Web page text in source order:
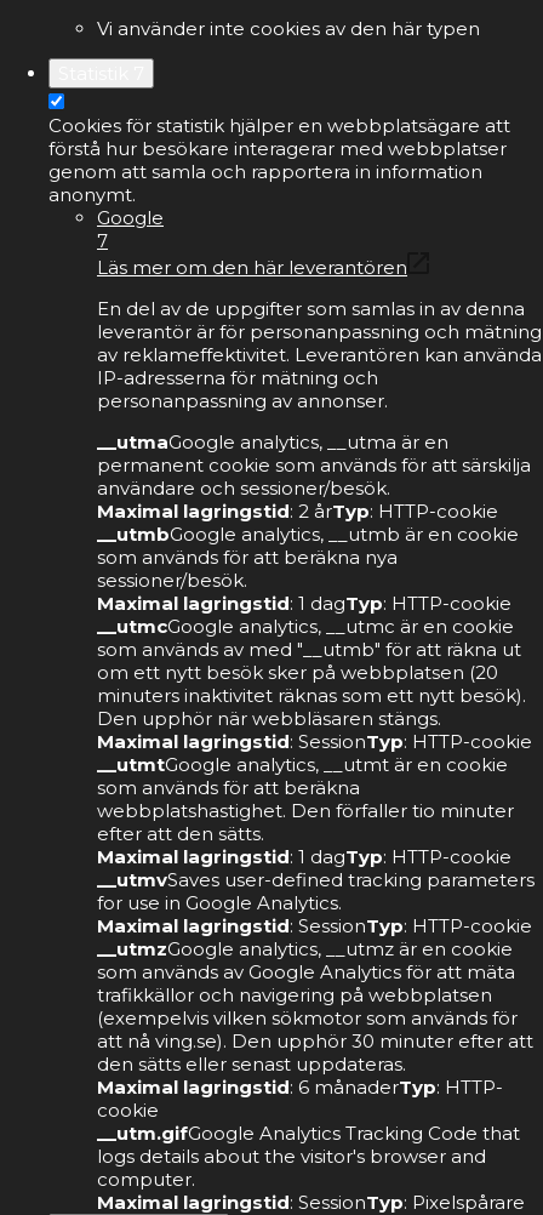
Vi använder inte cookies av den här typen
Cookies för statistik hjälper en webbplatsägare att
förstå hur besökare interagerar med webbplatser
genom att samla och rapportera in information
anonymt.
Google
7
Läs mer om den här leverantören
En del av de uppgifter som samlas in av denna
leverantör är för personanpassning och mätning
av reklameffektivitet. Leverantören kan använda
IP-adresserna för mätning och
personanpassning av annonser.
__utmaGoogle analytics, __utma är en
permanent cookie som används för att särskilja
användare och sessioner/besök.
Maximal lagringstid: 2 årTyp: HTTP-cookie
__utmbGoogle analytics, __utmb är en cookie
som används för att beräkna nya
sessioner/besök.
Maximal lagringstid: 1 dagTyp: HTTP-cookie
__utmcGoogle analytics, __utmc är en cookie
som används av med "__utmb" för att räkna ut
om ett nytt besök sker på webbplatsen (20
minuters inaktivitet räknas som ett nytt besök).
Den upphör när webbläsaren stängs.
Maximal lagringstid: SessionTyp: HTTP-cookie
__utmtGoogle analytics, __utmt är en cookie
som används för att beräkna
webbplatshastighet. Den förfaller tio minuter
efter att den sätts.
Maximal lagringstid: 1 dagTyp: HTTP-cookie
__utmvSaves user-defined tracking parameters
for use in Google Analytics.
Maximal lagringstid: SessionTyp: HTTP-cookie
__utmzGoogle analytics, __utmz är en cookie
som används av Google Analytics för att mäta
trafikkällor och navigering på webbplatsen
(exempelvis vilken sökmotor som används för
att nå ving.se). Den upphör 30 minuter efter att
den sätts eller senast uppdateras.
Maximal lagringstid: 6 månaderTyp: HTTP-
cookie
__utm.gifGoogle Analytics Tracking Code that
logs details about the visitor's browser and
computer.
Maximal lagringstid: SessionTyp: Pixelspårare